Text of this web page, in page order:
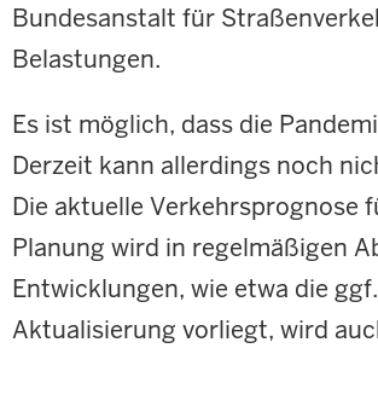
Bundesanstalt für
Belastungen.
Es ist möglich, dass die
Derzeit kann allerdings noch
Die aktuelle Verkehrsprognose
Planung wird in regelmäßigen
Entwicklungen, wie etwa die
Aktualisierung vorliegt, wird